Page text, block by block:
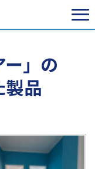
ー」の
製品